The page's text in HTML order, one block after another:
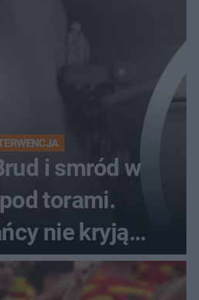
i smród w
torami.
nie kryją